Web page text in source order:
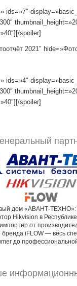
ids=»7″
spoiler]
2021″
ids=»4″
spoiler]
дом «АВАНТ-ТЕХНО»:
Hikvision в
от
бренда iFLOW — весь
до